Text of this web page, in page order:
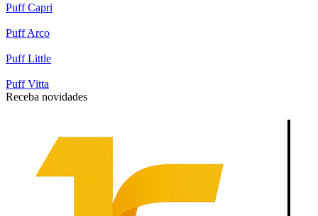
Puff Capri
Puff Arco
Puff Little
Puff Vitta
Receba novidades